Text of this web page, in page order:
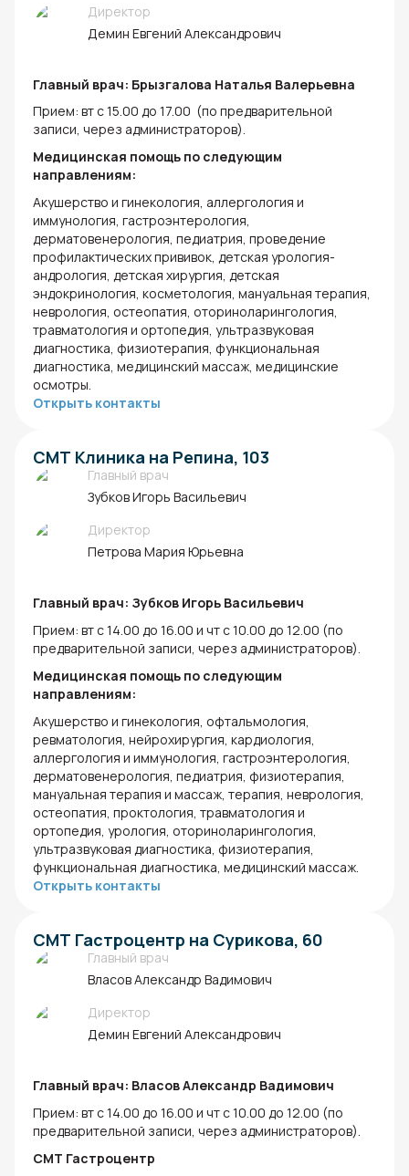
Директор
Демин Евгений Александрович
Главный врач: Брызгалова Наталья Валерьевна
Прием: вт с 15.00 до 17.00 (по предварительной
записи, через администраторов).
Медицинская помощь по следующим
направлениям:
Акушерство и гинекология, аллергология и
иммунология, гастроэнтерология,
дерматовенерология, педиатрия, проведение
профилактических прививок, детская урология-
андрология, детская хирургия, детская
эндокринология, косметология, мануальная терапия,
неврология, остеопатия, оториноларингология,
травматология и ортопедия, ультразвуковая
диагностика, физиотерапия, функциональная
диагностика, медицинский массаж, медицинские
осмотры.
Открыть контакты
СМТ Клиника на Репина, 103
Главный врач
Зубков Игорь Васильевич
Директор
Петрова Мария Юрьевна
Главный врач: Зубков Игорь Васильевич
Прием: вт с 14.00 до 16.00 и чт с 10.00 до 12.00 (по
предварительной записи, через администраторов).
Медицинская помощь по следующим
направлениям:
Акушерство и гинекология, офтальмология,
ревматология, нейрохирургия, кардиология,
аллергология и иммунология, гастроэнтерология,
дерматовенерология, педиатрия, физиотерапия,
мануальная терапия и массаж, терапия, неврология,
остеопатия, проктология, травматология и
ортопедия, урология, оториноларингология,
ультразвуковая диагностика, физиотерапия,
функциональная диагностика, медицинский массаж.
Открыть контакты
СМТ Гастроцентр на Сурикова, 60
Главный врач
Власов Александр Вадимович
Директор
Демин Евгений Александрович
Главный врач: Власов Александр Вадимович
Прием: вт с 14.00 до 16.00 и чт с 10.00 до 12.00 (по
предварительной записи, через администраторов).
СМТ Гастроцентр